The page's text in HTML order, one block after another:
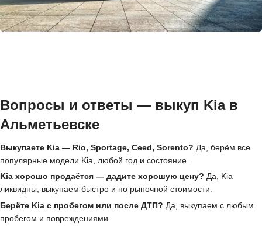
Вопросы и ответы — выкуп Kia в
Альметьевске
Выкупаете Kia — Rio, Sportage, Ceed, Sorento? Да, берём все
популярные модели Kia, любой год и состояние.
Kia хорошо продаётся — дадите хорошую цену? Да, Kia
ликвидны, выкупаем быстро и по рыночной стоимости.
Берёте Kia с пробегом или после ДТП? Да, выкупаем с любым
пробегом и повреждениями.